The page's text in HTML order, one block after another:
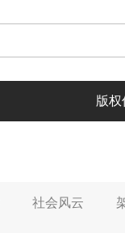
版权
社会风云